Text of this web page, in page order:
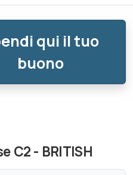
qui il tuo
buono
C2 - BRITISH